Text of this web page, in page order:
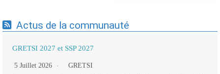
Actus de la communauté
GRETSI 2027 et SSP 2027
5 Juillet 2026 GRETSI